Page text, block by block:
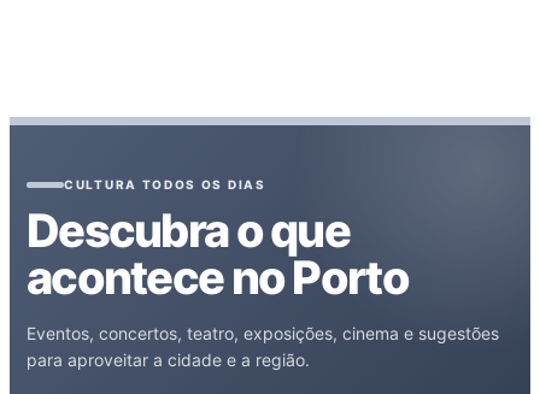
CULTURA TODOS OS DIAS
Descubra o que
acontece no Porto
Eventos, concertos, teatro, exposições, cinema e sugestões
para aproveitar a cidade e a região.